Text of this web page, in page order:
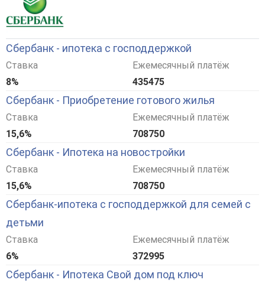
Сбербанк - ипотека с господдержкой
Ставка
8%
Ежемесячный платёж
435475
Сбербанк - Приобретение готового жилья
Ставка
15,6%
Ежемесячный платёж
708750
Сбербанк - Ипотека на новостройки
Ставка
15,6%
Ежемесячный платёж
708750
Сбербанк-ипотека с господдержкой для семей с
детьми
Ставка
6%
Ежемесячный платёж
372995
Сбербанк - Ипотека Свой дом под ключ